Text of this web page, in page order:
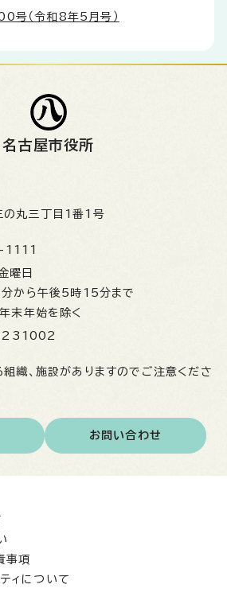
号（令和8年5月号）
名古屋市役所
の丸三丁目1番1号
曜日
から午後5時15分まで
末年始を除く
織、施設がありますのでご注意くださ
お問い合わせ
事項
ィについて